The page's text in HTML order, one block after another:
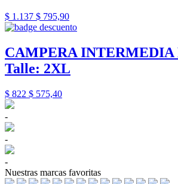
$ 1.137 $ 795,90
CAMPERA
Talle: 2XL
$ 822 $ 575,40
-
-
-
Nuestras marcas favoritas